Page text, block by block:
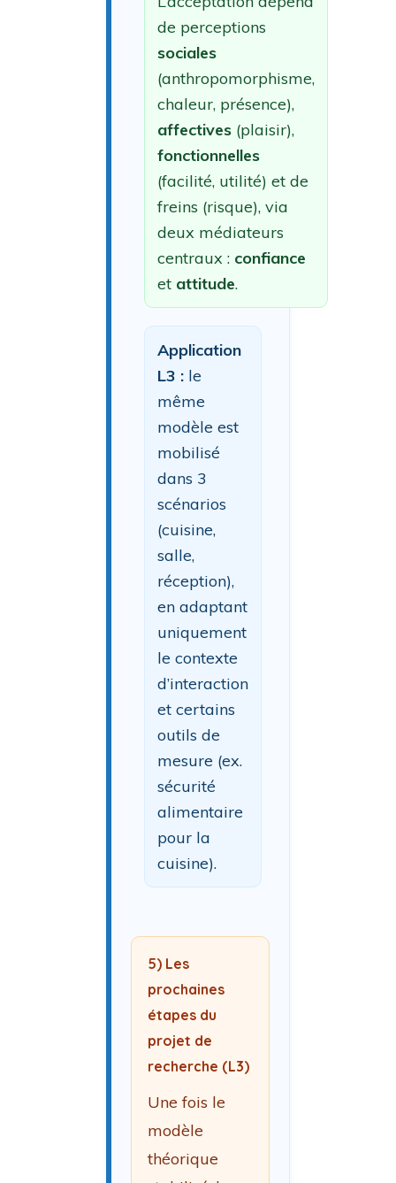
de perceptions
sociales
(anthropomorphisme,
chaleur, présence),
affectives (plaisir),
fonctionnelles
(facilité, utilité) et de
freins (risque), via
deux médiateurs
centraux : confiance
et attitude.
Application
L3 : le
même
modèle est
mobilisé
dans 3
scénarios
(cuisine,
salle,
réception),
en adaptant
uniquement
le contexte
d’interaction
et certains
outils de
mesure (ex.
sécurité
alimentaire
pour la
cuisine).
5) Les
prochaines
étapes du
projet de
recherche (L3)
Une fois le
modèle
théorique